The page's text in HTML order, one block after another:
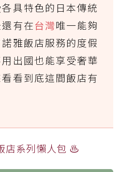
具特色的日本傳統
有在台灣唯一能夠
雅飯店服務的度假
出國也能享受奢華
看到底這間飯店有
店系列懶人包 ♨️